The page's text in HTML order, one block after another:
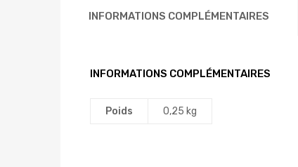
INFORMATIONS COMPLÉMENTAIRES
INFORMATIONS COMPLÉMENTAIRES
Poids 0,25 kg